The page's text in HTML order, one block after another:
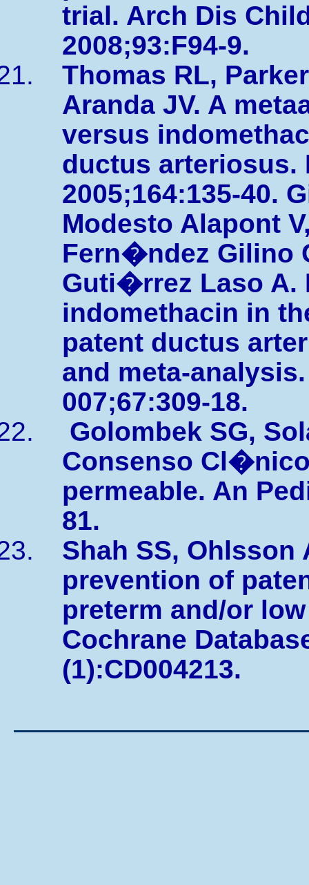
trial. Arch Dis
2008;93:F94-9.
Thomas RL,
Aranda JV. A
versus
ductus arteriosus.
2005;164:135-40.
Modesto Alapont
Fern�ndez Gilino
Guti�rrez Laso A.
indomethacin in
patent ductus
and meta-
007;67:309-18.
Golombek SG,
Consenso
permeable. An
81.
Shah SS,
prevention of
preterm and/or
Cochrane
(1):CD004213.